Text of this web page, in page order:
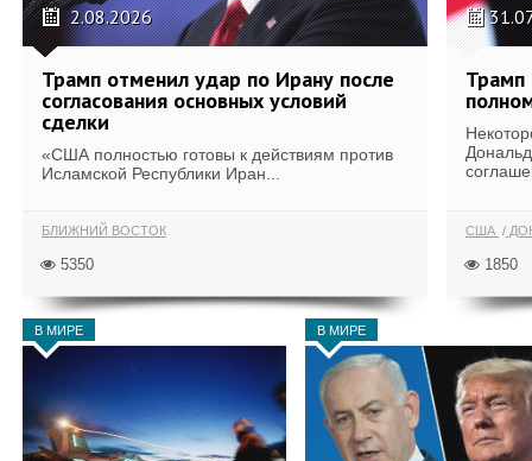
2.08.2026
Трамп отменил удар по Ирану после
согласования основных условий
сделки
«США полностью готовы к действиям против
Исламской Республики Иран...
БЛИЖНИЙ ВОСТОК
5350
Трамп
США
1850
В МИРЕ В МИРЕ